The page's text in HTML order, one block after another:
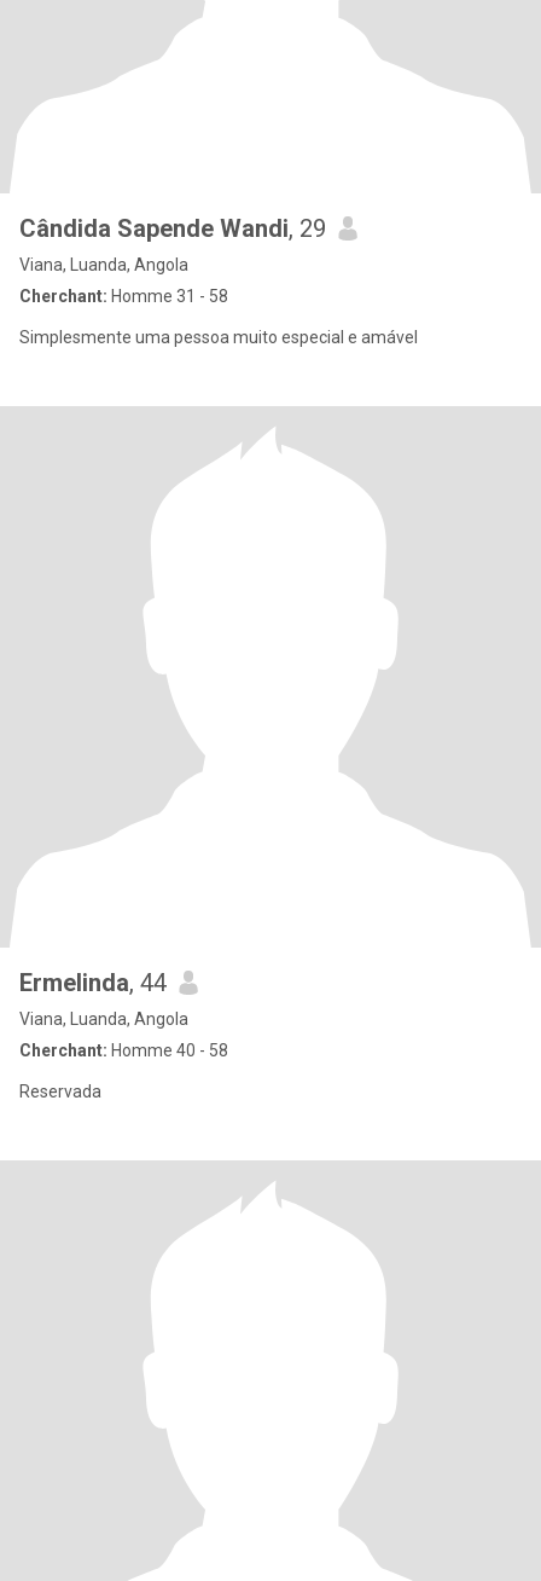
Cândida Sapende Wandi, 29
Viana, Luanda, Angola
Cherchant: Homme 31 - 58
Simplesmente uma pessoa muito especial e amável
Ermelinda, 44
Viana, Luanda, Angola
Cherchant: Homme 40 - 58
Reservada